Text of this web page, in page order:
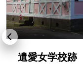
遺愛女学校跡